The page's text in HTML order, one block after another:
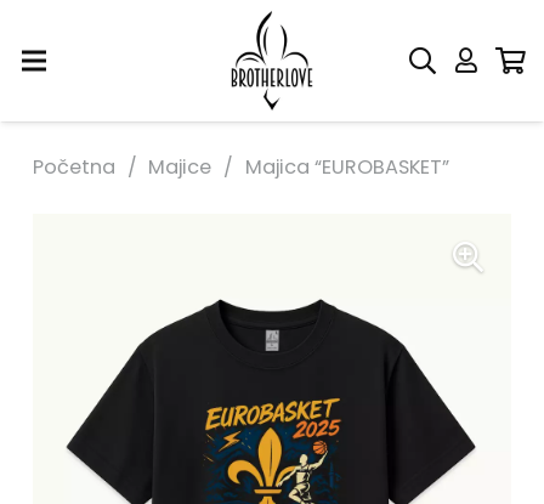
Početna / Majice / Majica “EUROBASKET”